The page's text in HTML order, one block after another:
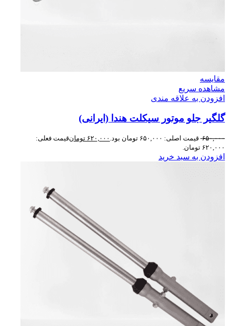
مقایسه
مشاهده سریع
افزودن به علاقه مندی
گلگیر جلو موتور سیکلت هندا (ایرانی)
۶۵۰,۰۰۰ قیمت اصلی: ۶۵۰,۰۰۰ تومان بود. ۶۲۰,۰۰۰ تومانقیمت فعلی:
۶۲۰,۰۰۰ تومان.
افزودن به سبد خرید